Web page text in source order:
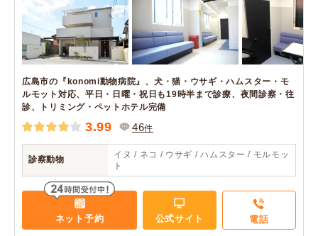
広島市の『konomi動物病院』、犬・猫・ウサギ・ハムスター・モ
ルモット対応、平日・日曜・祝日も19時半まで診療、夜間診察・往
診、トリミング・ペットホテル完備
3.99 46件
診察動物
イヌ / ネコ / ウサギ / ハムスター / モルモッ
ト
ネット予約 公式サイト 電話